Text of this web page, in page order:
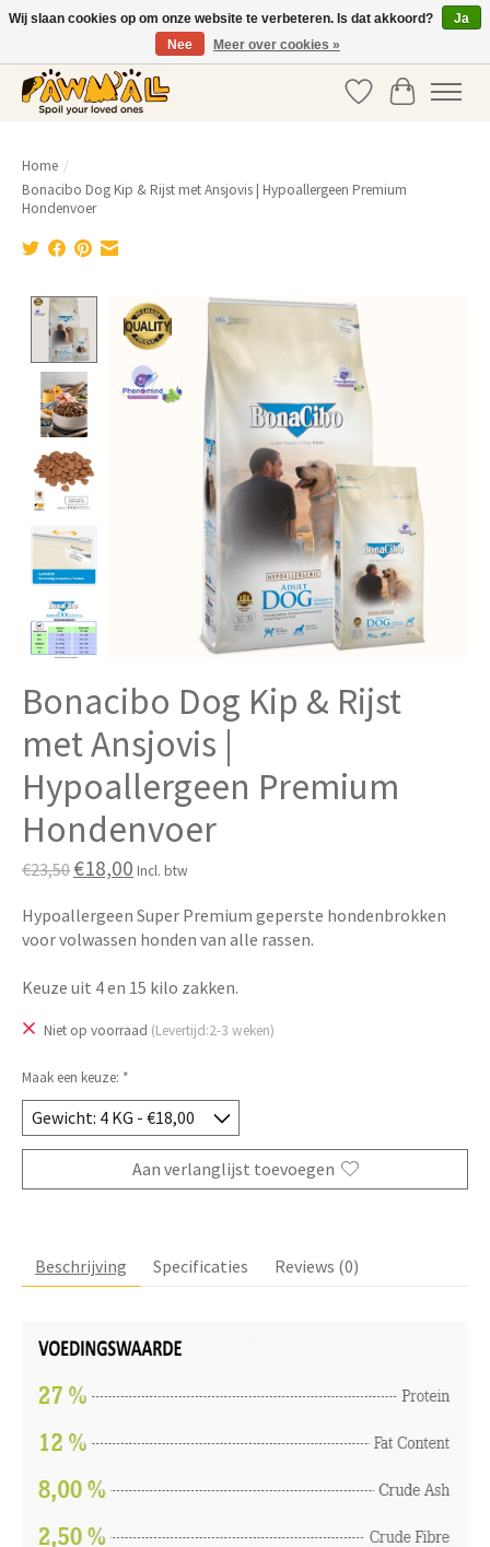
+31 20 337 39 03
Verlanglijst
Home /
Bonacibo Dog Kip & Rijst met Ansjovis | Hypoallergeen Premium
Hondenvoer
Product image slideshow Items
Bonacibo Dog Kip & Rijst
met Ansjovis |
Hypoallergeen Premium
Hondenvoer
€23,50 €18,00 Incl. btw
Hypoallergeen Super Premium geperste hondenbrokken
voor volwassen honden van alle rassen.
Keuze uit 4 en 15 kilo zakken.
Niet op voorraad (Levertijd:2-3 weken)
Maak een keuze: *
Aan verlanglijst toevoegen
Beschrijving Specificaties Reviews (0)
Wij slaan cookies op om onze website te verbeteren. Is dat akkoord?
Ja
Nee
Meer over cookies »